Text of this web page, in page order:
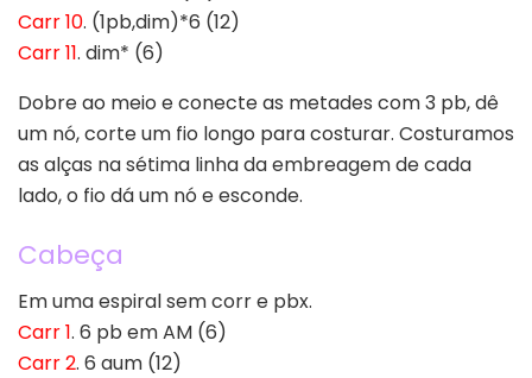
Carr 10. (1pb,dim)*6 (12)
Carr 11. dim* (6)
Dobre ao meio e conecte as metades com 3 pb, dê
um nó, corte um fio longo para costurar. Costuramos
as alças na sétima linha da embreagem de cada
lado, o fio dá um nó e esconde.
Cabeça
Em uma espiral sem corr e pbx.
Carr 1. 6 pb em AM (6)
Carr 2. 6 aum (12)